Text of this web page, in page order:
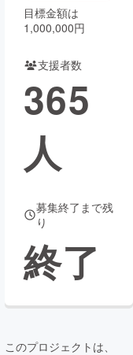
コミュニティ
目標金額は
1,000,000円
支援者数
365
人
募集終了まで残
り
終了
このプロジェクトは、